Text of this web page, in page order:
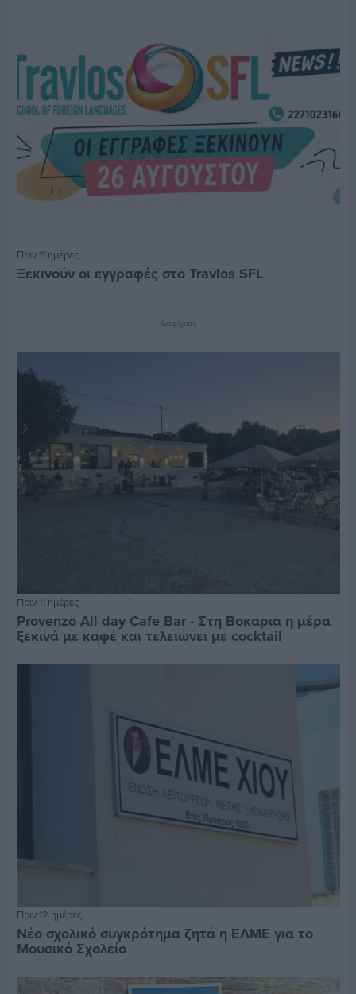
Πριν 11 ημέρες
Ξεκινούν οι εγγραφές στο Travlos SFL
Διαφήμιση
Πριν 11 ημέρες
Provenzo All day Cafe Bar - Στη Βοκαριά η μέρα
ξεκινά με καφέ και τελειώνει με cocktail
Πριν 12 ημέρες
Νέο σχολικό συγκρότημα ζητά η ΕΛΜΕ για το
Μουσικό Σχολείο